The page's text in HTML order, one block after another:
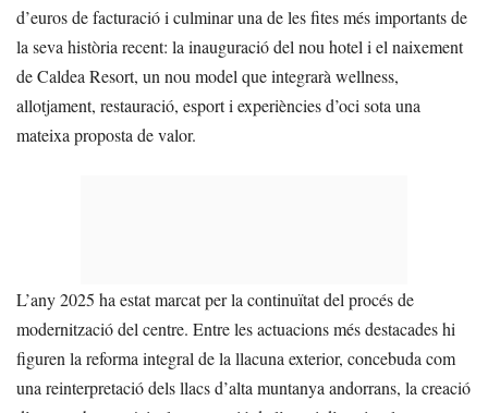
d’euros de facturació i culminar una de les fites més importants de
la seva història recent: la inauguració del nou hotel i el naixement
de Caldea Resort, un nou model que integrarà wellness,
allotjament, restauració, esport i experiències d’oci sota una
mateixa proposta de valor.
L’any 2025 ha estat marcat per la continuïtat del procés de
modernització del centre. Entre les actuacions més destacades hi
figuren la reforma integral de la llacuna exterior, concebuda com
una reinterpretació dels llacs d’alta muntanya andorrans, la creació